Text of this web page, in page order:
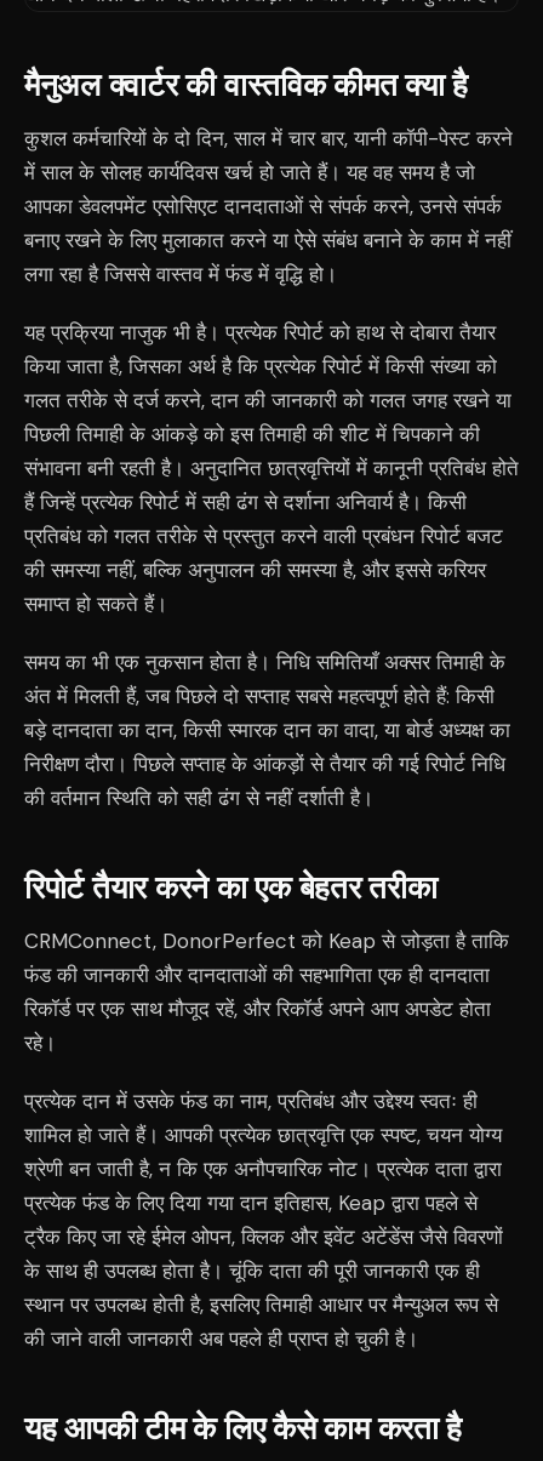
मैनुअल क्वार्टर की वास्तविक कीमत क्या है
कुशल कर्मचारियों के दो दिन, साल में चार बार, यानी कॉपी-पेस्ट करने
में साल के सोलह कार्यदिवस खर्च हो जाते हैं। यह वह समय है जो
आपका डेवलपमेंट एसोसिएट दानदाताओं से संपर्क करने, उनसे संपर्क
बनाए रखने के लिए मुलाकात करने या ऐसे संबंध बनाने के काम में नहीं
लगा रहा है जिससे वास्तव में फंड में वृद्धि हो।
यह प्रक्रिया नाजुक भी है। प्रत्येक रिपोर्ट को हाथ से दोबारा तैयार
किया जाता है, जिसका अर्थ है कि प्रत्येक रिपोर्ट में किसी संख्या को
गलत तरीके से दर्ज करने, दान की जानकारी को गलत जगह रखने या
पिछली तिमाही के आंकड़े को इस तिमाही की शीट में चिपकाने की
संभावना बनी रहती है। अनुदानित छात्रवृत्तियों में कानूनी प्रतिबंध होते
हैं जिन्हें प्रत्येक रिपोर्ट में सही ढंग से दर्शाना अनिवार्य है। किसी
प्रतिबंध को गलत तरीके से प्रस्तुत करने वाली प्रबंधन रिपोर्ट बजट
की समस्या नहीं, बल्कि अनुपालन की समस्या है, और इससे करियर
समाप्त हो सकते हैं।
समय का भी एक नुकसान होता है। निधि समितियाँ अक्सर तिमाही के
अंत में मिलती हैं, जब पिछले दो सप्ताह सबसे महत्वपूर्ण होते हैं: किसी
बड़े दानदाता का दान, किसी स्मारक दान का वादा, या बोर्ड अध्यक्ष का
निरीक्षण दौरा। पिछले सप्ताह के आंकड़ों से तैयार की गई रिपोर्ट निधि
की वर्तमान स्थिति को सही ढंग से नहीं दर्शाती है।
रिपोर्ट तैयार करने का एक बेहतर तरीका
CRMConnect, DonorPerfect को Keap से जोड़ता है ताकि
फंड की जानकारी और दानदाताओं की सहभागिता एक ही दानदाता
रिकॉर्ड पर एक साथ मौजूद रहें, और रिकॉर्ड अपने आप अपडेट होता
रहे।
प्रत्येक दान में उसके फंड का नाम, प्रतिबंध और उद्देश्य स्वतः ही
शामिल हो जाते हैं। आपकी प्रत्येक छात्रवृत्ति एक स्पष्ट, चयन योग्य
श्रेणी बन जाती है, न कि एक अनौपचारिक नोट। प्रत्येक दाता द्वारा
प्रत्येक फंड के लिए दिया गया दान इतिहास, Keap द्वारा पहले से
ट्रैक किए जा रहे ईमेल ओपन, क्लिक और इवेंट अटेंडेंस जैसे विवरणों
के साथ ही उपलब्ध होता है। चूंकि दाता की पूरी जानकारी एक ही
स्थान पर उपलब्ध होती है, इसलिए तिमाही आधार पर मैन्युअल रूप से
की जाने वाली जानकारी अब पहले ही प्राप्त हो चुकी है।
यह आपकी टीम के लिए कैसे काम करता है